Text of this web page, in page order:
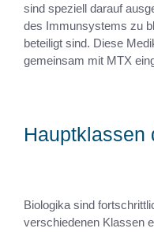
sind speziell darauf
des Immunsystems zu
beteiligt sind. Diese
gemeinsam mit MTX
Hauptklassen
Biologika sind
verschiedenen Klassen